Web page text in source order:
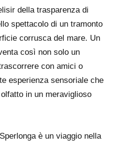
della trasparenza di
spettacolo di un tramonto
corrusca del mare. Un
così non solo un
con amici o
esperienza sensoriale che
in un meraviglioso
è un viaggio nella